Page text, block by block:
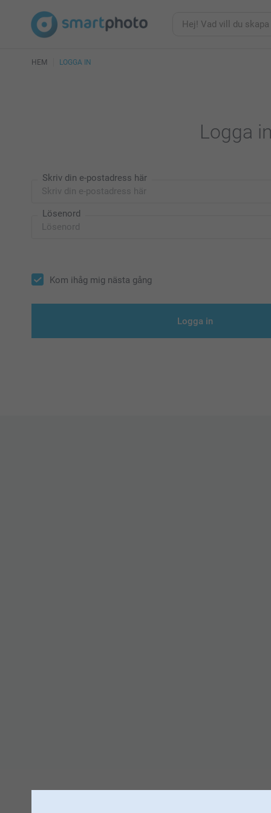
HEM LOGGA IN
Logga
Skriv din e-postadress här
Lösenord
Kom ihåg mig nästa gång
Logga in